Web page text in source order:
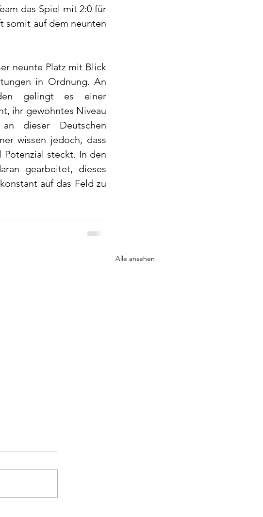
das Spiel mit 2:0 für
somit auf dem neunten
neunte Platz mit Blick
in Ordnung. An
gelingt es einer
ihr gewohntes Niveau
dieser Deutschen
wissen jedoch, dass
steckt. In den
gearbeitet, dieses
auf das Feld zu
Alle ansehen